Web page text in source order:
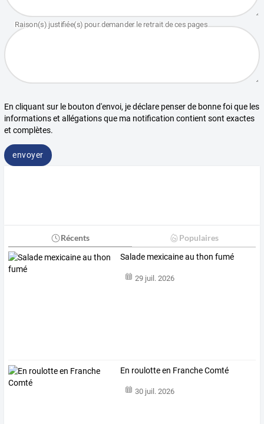
En cliquant sur le bouton d'envoi, je déclare penser de bonne foi que les
informations et allégations que ma notification contient sont exactes
et complètes.
envoyer
Récents Populaires
Salade mexicaine au thon fumé
29 juil. 2026
En roulotte en Franche Comté
30 juil. 2026